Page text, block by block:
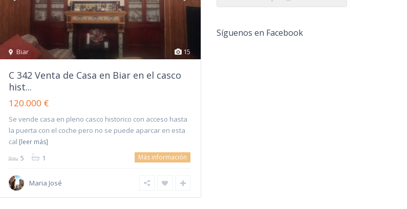
15
Biar
C 342 Venta de Casa en Biar en el casco
hist...
120.000 €
Se vende casa en pleno casco historico con acceso hasta
la puerta con el coche pero no se puede aparcar en esta
cal [leer más]
5 1 Más información
Maria José
Síguenos en Facebook